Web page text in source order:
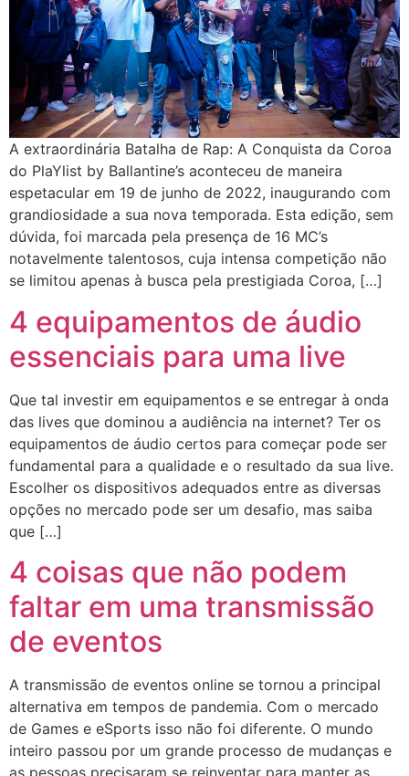
A extraordinária Batalha de Rap: A Conquista da Coroa
do PlaYlist by Ballantine’s aconteceu de maneira
espetacular em 19 de junho de 2022, inaugurando com
grandiosidade a sua nova temporada. Esta edição, sem
dúvida, foi marcada pela presença de 16 MC’s
notavelmente talentosos, cuja intensa competição não
se limitou apenas à busca pela prestigiada Coroa, […]
4 equipamentos de áudio
essenciais para uma live
Que tal investir em equipamentos e se entregar à onda
das lives que dominou a audiência na internet? Ter os
equipamentos de áudio certos para começar pode ser
fundamental para a qualidade e o resultado da sua live.
Escolher os dispositivos adequados entre as diversas
opções no mercado pode ser um desafio, mas saiba
que […]
4 coisas que não podem
faltar em uma transmissão
de eventos
A transmissão de eventos online se tornou a principal
alternativa em tempos de pandemia. Com o mercado
de Games e eSports isso não foi diferente. O mundo
inteiro passou por um grande processo de mudanças e